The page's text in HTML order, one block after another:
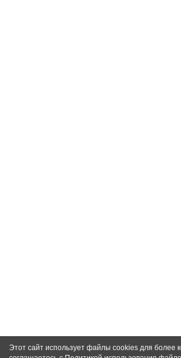
Этот сайт использует файлы cookies для